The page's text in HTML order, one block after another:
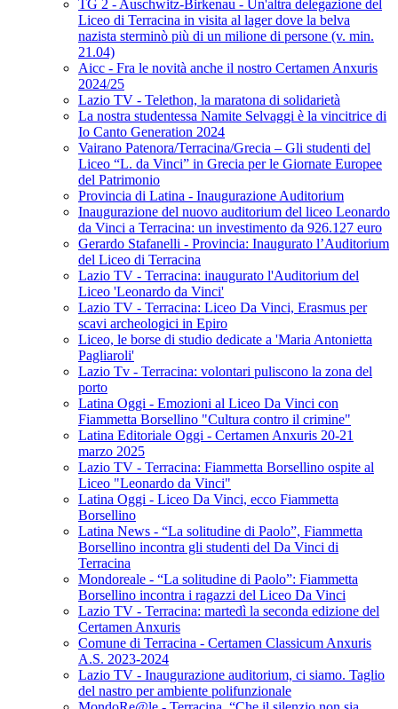
TG 2 - Auschwitz-Birkenau - Un'altra delegazione del
Liceo di Terracina in visita al lager dove la belva
nazista sterminò più di un milione di persone (v. min.
21.04)
Aicc - Fra le novità anche il nostro Certamen Anxuris
2024/25
Lazio TV - Telethon, la maratona di solidarietà
La nostra studentessa Namite Selvaggi è la vincitrice di
Io Canto Generation 2024
Vairano Patenora/Terracina/Grecia – Gli studenti del
Liceo “L. da Vinci” in Grecia per le Giornate Europee
del Patrimonio
Provincia di Latina - Inaugurazione Auditorium
Inaugurazione del nuovo auditorium del liceo Leonardo
da Vinci a Terracina: un investimento da 926.127 euro
Gerardo Stafanelli - Provincia: Inaugurato l’Auditorium
del Liceo di Terracina
Lazio TV - Terracina: inaugurato l'Auditorium del
Liceo 'Leonardo da Vinci'
Lazio TV - Terracina: Liceo Da Vinci, Erasmus per
scavi archeologici in Epiro
Liceo, le borse di studio dedicate a 'Maria Antonietta
Pagliaroli'
Lazio Tv - Terracina: volontari puliscono la zona del
porto
Latina Oggi - Emozioni al Liceo Da Vinci con
Fiammetta Borsellino "Cultura contro il crimine"
Latina Editoriale Oggi - Certamen Anxuris 20-21
marzo 2025
Lazio TV - Terracina: Fiammetta Borsellino ospite al
Liceo "Leonardo da Vinci"
Latina Oggi - Liceo Da Vinci, ecco Fiammetta
Borsellino
Latina News - “La solitudine di Paolo”, Fiammetta
Borsellino incontra gli studenti del Da Vinci di
Terracina
Mondoreale - “La solitudine di Paolo”: Fiammetta
Borsellino incontra i ragazzi del Liceo Da Vinci
Lazio TV - Terracina: martedì la seconda edizione del
Certamen Anxuris
Comune di Terracina - Certamen Classicum Anxuris
A.S. 2023-2024
Lazio TV - Inaugurazione auditorium, ci siamo. Taglio
del nastro per ambiente polifunzionale